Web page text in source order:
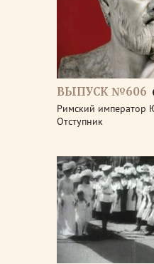
ВЫПУСК №606
Римский император
Отступник